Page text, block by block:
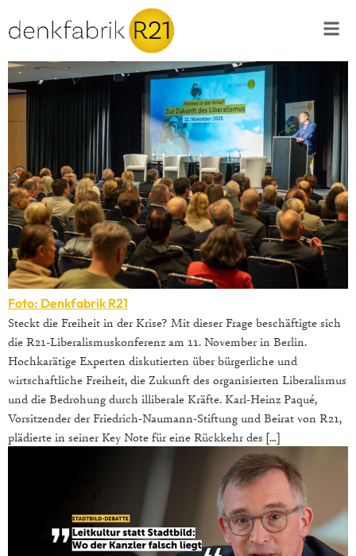
Foto: Denkfabrik R21
Steckt die Freiheit in der Krise? Mit dieser Frage beschäftigte sich
die R21-Liberalismuskonferenz am 11. November in Berlin.
Hochkarätige Experten diskutierten über bürgerliche und
wirtschaftliche Freiheit, die Zukunft des organisierten Liberalismus
und die Bedrohung durch illiberale Kräfte. Karl-Heinz Paqué,
Vorsitzender der Friedrich-Naumann-Stiftung und Beirat von R21,
plädierte in seiner Key Note für eine Rückkehr des […]